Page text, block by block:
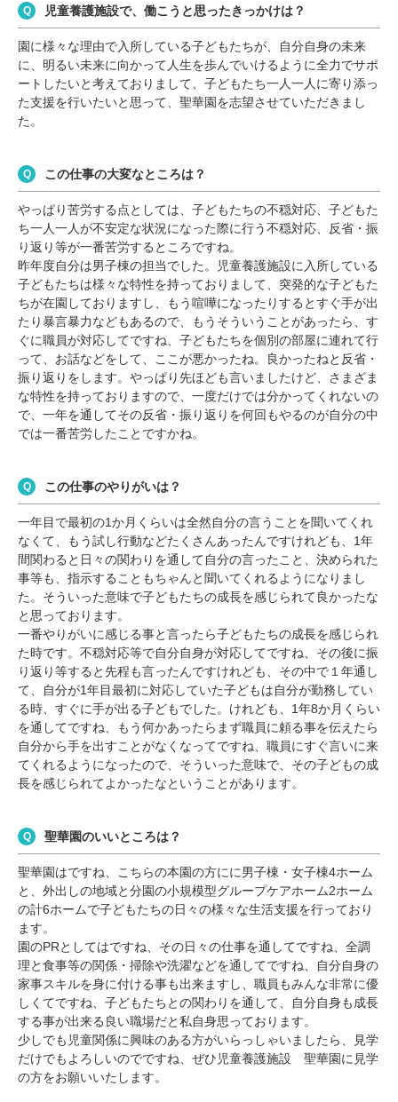
児童養護施設で、働こうと思ったきっかけは？
園に様々な理由で入所している子どもたちが、自分自身の未来
に、明るい未来に向かって人生を歩んでいけるように全力でサポ
ートしたいと考えておりまして、子どもたち一人一人に寄り添っ
た支援を行いたいと思って、聖華園を志望させていただきまし
た。
この仕事の大変なところは？
やっぱり苦労する点としては、子どもたちの不穏対応、子どもた
ち一人一人が不安定な状況になった際に行う不穏対応、反省・振
り返り等が一番苦労するところですね。
昨年度自分は男子棟の担当でした。児童養護施設に入所している
子どもたちは様々な特性を持っておりまして、突発的な子どもた
ちが在園しておりますし、もう喧嘩になったりするとすぐ手が出
たり暴言暴力などもあるので、もうそういうことがあったら、す
ぐに職員が対応してですね、子どもたちを個別の部屋に連れて行
って、お話などをして、ここが悪かったね。良かったねと反省・
振り返りをします。やっぱり先ほども言いましたけど、さまざま
な特性を持っておりますので、一度だけでは分かってくれないの
で、一年を通してその反省・振り返りを何回もやるのが自分の中
では一番苦労したことですかね。
この仕事のやりがいは？
一年目で最初の1か月くらいは全然自分の言うことを聞いてくれ
なくて、もう試し行動などたくさんあったんですけれども、1年
間関わると日々の関わりを通して自分の言ったこと、決められた
事等も、指示することもちゃんと聞いてくれるようになりまし
た。そういった意味で子どもたちの成長を感じられて良かったな
と思っております。
一番やりがいに感じる事と言ったら子どもたちの成長を感じられ
た時です。不穏対応等で自分自身が対応してですね、その後に振
り返り等すると先程も言ったんですけれども、その中で１年通し
て、自分が1年目最初に対応していた子どもは自分が勤務してい
る時、すぐに手が出る子どもでした。けれども、1年8か月くらい
を通してですね、もう何かあったらまず職員に頼る事を伝えたら
自分から手を出すことがなくなってですね、職員にすぐ言いに来
てくれるようになったので、そういった意味で、その子どもの成
長を感じられてよかったなということがあります。
聖華園のいいところは？
聖華園はですね、こちらの本園の方にに男子棟・女子棟4ホーム
と、外出しの地域と分園の小規模型グループケアホーム2ホーム
の計6ホームで子どもたちの日々の様々な生活支援を行っており
ます。
園のPRとしてはですね、その日々の仕事を通してですね、全調
理と食事等の関係・掃除や洗濯などを通してですね、自分自身の
家事スキルを身に付ける事も出来ますし、職員もみんな非常に優
しくてですね、子どもたちとの関わりを通して、自分自身も成長
する事が出来る良い職場だと私自身思っております。
少しでも児童関係に興味のある方がいらっしゃいましたら、見学
だけでもよろしいのでですね、ぜひ児童養護施設 聖華園に見学
の方をお願いいたします。